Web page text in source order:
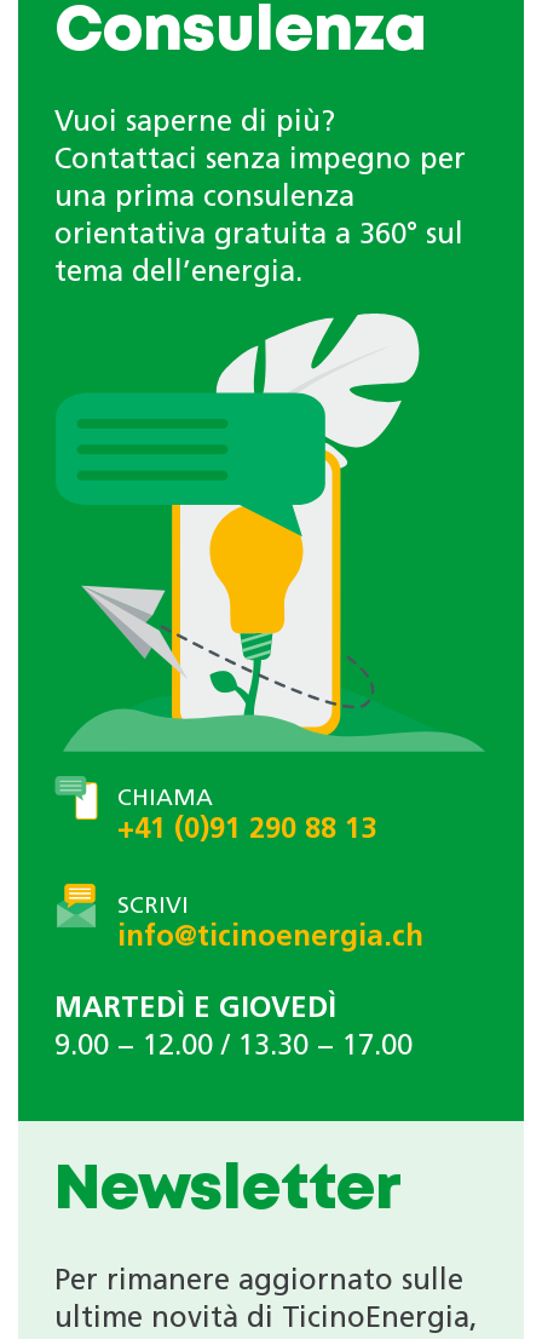
Consulenza
Vuoi saperne di più?
Contattaci senza impegno per
una prima consulenza
orientativa gratuita a 360° sul
tema dell’energia.
CHIAMA
+41 (0)91 290 88 13
SCRIVI
info@ticinoenergia.ch
MARTEDÌ E GIOVEDÌ
9.00 − 12.00 / 13.30 − 17.00
Newsletter
Per rimanere aggiornato sulle
ultime novità di TicinoEnergia,